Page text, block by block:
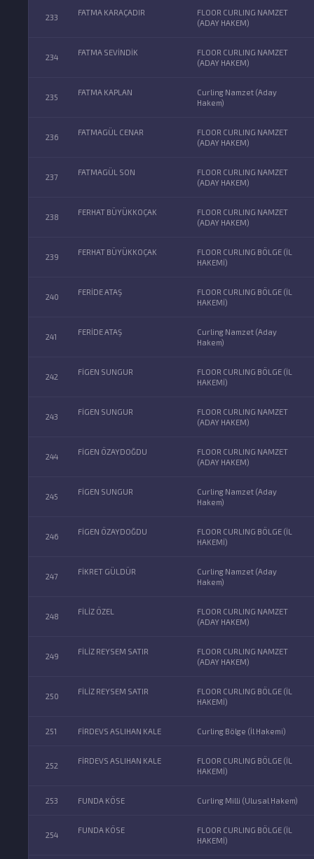
233
FATMA KARAÇADIR
FLOOR CURLING NAMZET
(ADAY HAKEM)
234
FATMA SEVİNDİK
FLOOR CURLING NAMZET
(ADAY HAKEM)
235
FATMA KAPLAN
Curling Namzet (Aday
Hakem)
236
FATMAGÜL CENAR
FLOOR CURLING NAMZET
(ADAY HAKEM)
237
FATMAGÜL SON
FLOOR CURLING NAMZET
(ADAY HAKEM)
238
FERHAT BÜYÜKKOÇAK
FLOOR CURLING NAMZET
(ADAY HAKEM)
239
FERHAT BÜYÜKKOÇAK
FLOOR CURLING BÖLGE (İL
HAKEMİ)
240
FERİDE ATAŞ
FLOOR CURLING BÖLGE (İL
HAKEMİ)
241
FERİDE ATAŞ
Curling Namzet (Aday
Hakem)
242
FİGEN SUNGUR
FLOOR CURLING BÖLGE (İL
HAKEMİ)
243
FİGEN SUNGUR
FLOOR CURLING NAMZET
(ADAY HAKEM)
244
FİGEN ÖZAYDOĞDU
FLOOR CURLING NAMZET
(ADAY HAKEM)
245
FİGEN SUNGUR
Curling Namzet (Aday
Hakem)
246
FİGEN ÖZAYDOĞDU
FLOOR CURLING BÖLGE (İL
HAKEMİ)
247
FİKRET GÜLDÜR
Curling Namzet (Aday
Hakem)
248
FİLİZ ÖZEL
FLOOR CURLING NAMZET
(ADAY HAKEM)
249
FİLİZ REYSEM SATIR
FLOOR CURLING NAMZET
(ADAY HAKEM)
250
FİLİZ REYSEM SATIR
FLOOR CURLING BÖLGE (İL
HAKEMİ)
251 FİRDEVS ASLIHAN KALE Curling Bölge (İl Hakemi)
252
FİRDEVS ASLIHAN KALE
FLOOR CURLING BÖLGE (İL
HAKEMİ)
253 FUNDA KÖSE Curling Milli (Ulusal Hakem)
254
FUNDA KÖSE
FLOOR CURLING BÖLGE (İL
HAKEMİ)